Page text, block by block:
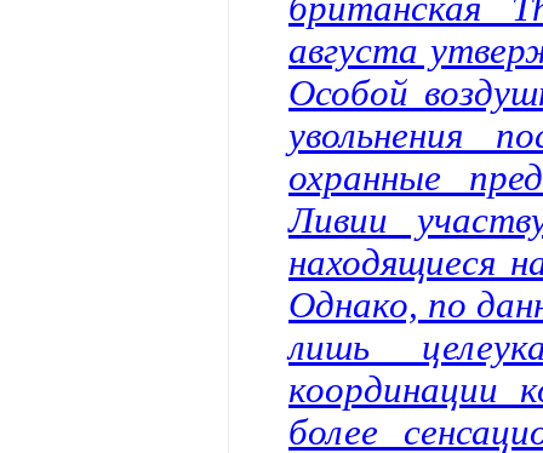
британская
августа
Особой
увольнения
охранные
Ливии
находящиеся
Однако, по
лишь
координации
более